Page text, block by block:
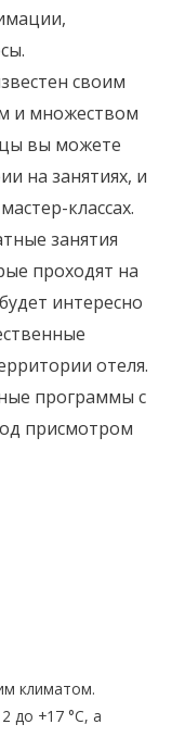
своим
и множеством
вы можете
на занятиях, и
классах.
занятия
проходят на
интересно
отеля.
программы с
присмотром
климатом.
до +17 °C, а